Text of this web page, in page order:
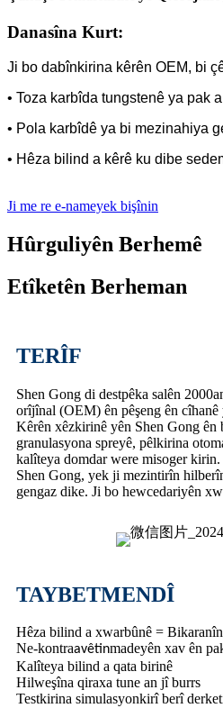
Danasîna Kurt:
Ji bo dabînkirina kêrên OEM, bi
• Toza karbîda tungstenê ya pak
• Pola karbîdê ya bi mezinahiya
• Hêza bilind a kêrê ku dibe
Ji me re e-nameyek bişînin
Hûrguliyên Berhemê
Etîketên Berheman
TERÎF
Shen Gong di destpêka salên
orîjînal (OEM) ên pêşeng ên
Kêrên xêzkirinê yên Shen Gong ên
granulasyona spreyê, pêlkirina
kalîteya domdar were misoger kirin.
Shen Gong, yek ji mezintirîn
gengaz dike. Ji bo hewcedariyên
TAYBETMENDÎ
Hêza bilind a xwarbûnê =
Ne-kontraavêtinmadeyên xav ên
Kalîteya bilind a qata birinê
Hilweşîna qiraxa tune an jî burrs
Testkirina simulasyonkirî berî